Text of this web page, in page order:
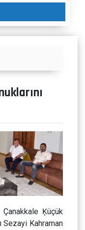
Çanakkale Ķüçük
Sezayi Kahraman